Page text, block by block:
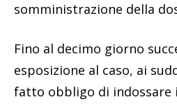
somministrazione della
Fino al decimo giorno
esposizione al caso, ai
fatto obbligo di indossare